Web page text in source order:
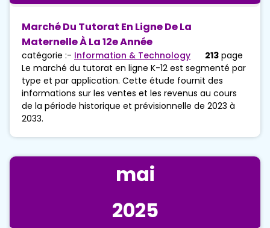
Marché Du Tutorat En Ligne De La
Maternelle À La 12e Année
catégorie :- Information & Technology 213 page
Le marché du tutorat en ligne K-12 est segmenté par
type et par application. Cette étude fournit des
informations sur les ventes et les revenus au cours
de la période historique et prévisionnelle de 2023 à
2033.
mai
2025